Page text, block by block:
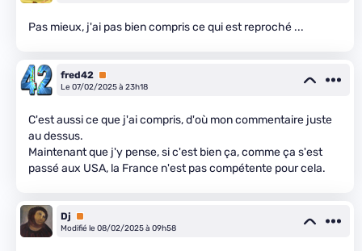
Pas mieux, j'ai pas bien compris ce qui est reproché ...
fred42 Premium
Le 07/02/2025 à 23h18
C'est aussi ce que j'ai compris, d'où mon commentaire juste
au dessus.
Maintenant que j'y pense, si c'est bien ça, comme ça s'est
passé aux USA, la France n'est pas compétente pour cela.
Dj
Premium
Modifié le 08/02/2025 à 09h58